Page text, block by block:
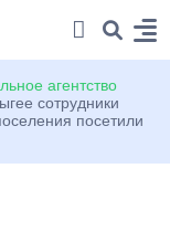
агентство
сотрудники
посетили